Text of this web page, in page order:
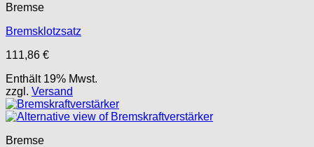
Bremse
Bremsklotzsatz
111,86 €
Enthält 19% Mwst.
zzgl. Versand
Bremse